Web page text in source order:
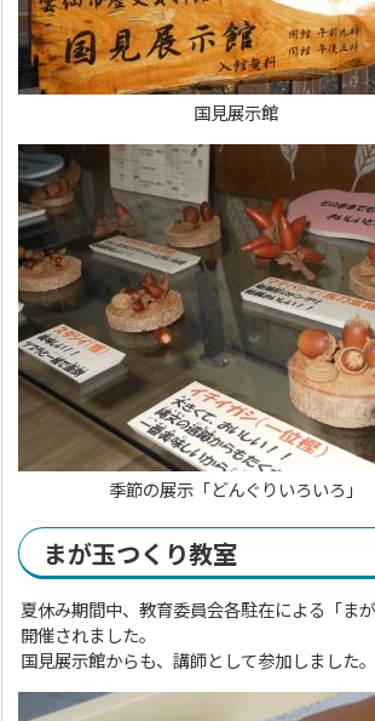
国見展示館
季節の展示「どんぐりいろいろ」
まが玉つくり教室
夏休み期間中、教育委員会各駐在による「ま
開催されました。
国見展示館からも、講師として参加しました。